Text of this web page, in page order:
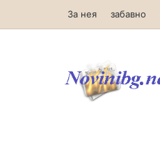
За нея забавно